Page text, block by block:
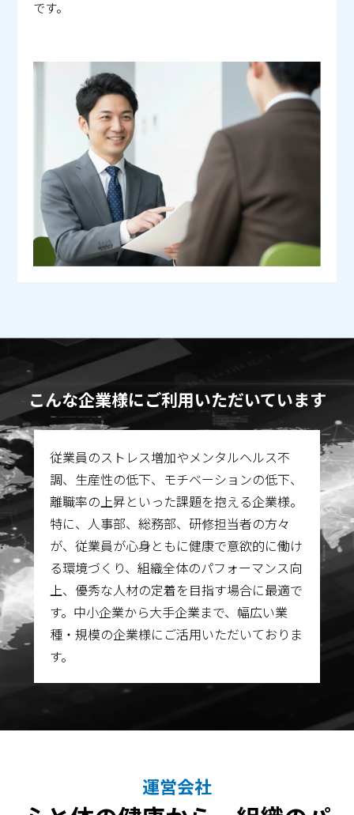
です。
こんな企業様にご利用いただいています
従業員のストレス増加やメンタルヘルス不
調、生産性の低下、モチベーションの低下、
離職率の上昇といった課題を抱える企業様。
特に、人事部、総務部、研修担当者の方々
が、従業員が心身ともに健康で意欲的に働け
る環境づくり、組織全体のパフォーマンス向
上、優秀な人材の定着を目指す場合に最適で
す。中小企業から大手企業まで、幅広い業
種・規模の企業様にご活用いただいておりま
す。
運営会社